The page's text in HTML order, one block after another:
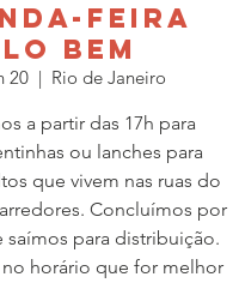
FEIRA
BEM
20
  |
Rio de Janeiro
a partir das 17h para
ou lanches para
que vivem nas ruas do
Concluímos por
saímos para distribuição.
horário que for melhor